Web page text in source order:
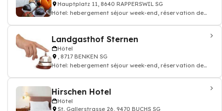
Hauptplatz 11, 8640 RAPPERSWIL SG
Hôtel: hebergement séjour week-end, réservation de
Landgasthof Sternen
Hôtel
, 8717 BENKEN SG
Hôtel: hebergement séjour week-end, réservation de
Hirschen Hotel
Hôtel
St. Gallerstrasse 26, 9470 BUCHS SG